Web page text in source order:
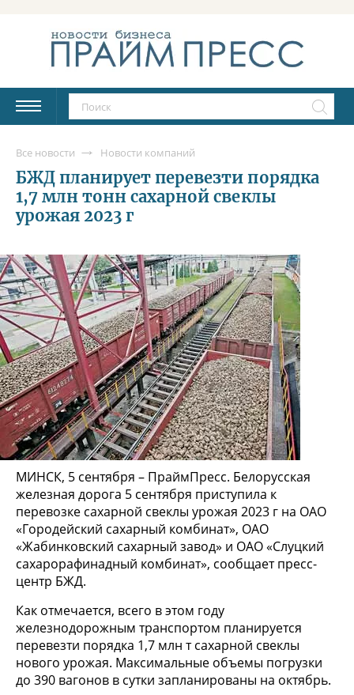
Все новости Новости компаний
БЖД планирует перевезти порядка
1,7 млн тонн сахарной свеклы
урожая 2023 г
МИНСК, 5 сентября – ПраймПресс. Белорусская
железная дорога 5 сентября приступила к
перевозке сахарной свеклы урожая 2023 г на ОАО
«Городейский сахарный комбинат», ОАО
«Жабинковский сахарный завод» и ОАО «Слуцкий
сахарорафинадный комбинат», сообщает пресс-
центр БЖД.
Как отмечается, всего в этом году
железнодорожным транспортом планируется
перевезти порядка 1,7 млн т сахарной свеклы
нового урожая. Максимальные объемы погрузки
до 390 вагонов в сутки запланированы на октябрь.